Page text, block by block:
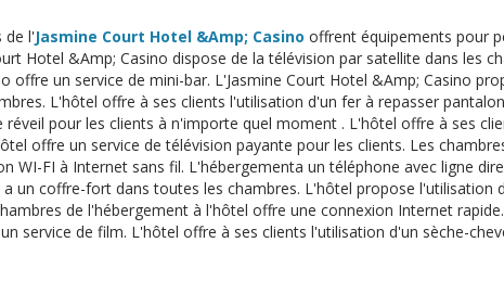
de l'Jasmine Court Hotel &Amp; Casino offrent équipements pour
Hotel &Amp; Casino dispose de la télévision par satellite dans les
offre un service de mini-bar. L'Jasmine Court Hotel &Amp; Casino
L'hôtel offre à ses clients l'utilisation d'un fer à repasser
réveil pour les clients à n'importe quel moment . L'hôtel offre à ses
offre un service de télévision payante pour les clients. Les
WI-FI à Internet sans fil. L'hébergementa un téléphone avec ligne
un coffre-fort dans toutes les chambres. L'hôtel propose l'utilisation
de l'hébergement à l'hôtel offre une connexion Internet
service de film. L'hôtel offre à ses clients l'utilisation d'un sèche-